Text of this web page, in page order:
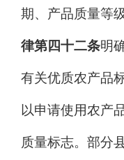
期、产品质量等
律第四十二条明
有关优质农产品
以申请使用农产
质量标志。 部分